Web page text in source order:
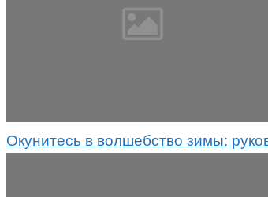
Окунитесь в волшебство зимы: